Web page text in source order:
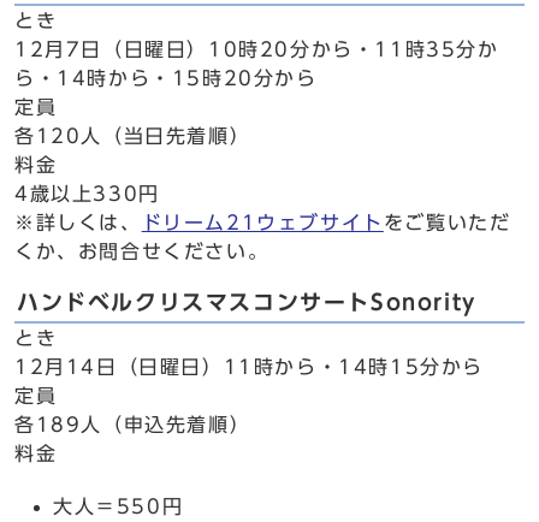
とき
12月7日（日曜日）10時20分から・11時35分か
ら・14時から・15時20分から
定員
各120人（当日先着順）
料金
4歳以上330円
※詳しくは、
ドリーム21ウェブサイト をご覧いただ
くか、お問合せください。
ハンドベルクリスマスコンサートSonority
とき
12月14日（日曜日）11時から・14時15分から
定員
各189人（申込先着順）
料金
大人＝550円